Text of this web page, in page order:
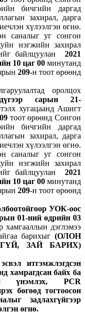
бичгийн даргад
захирал, дарга
хүлээлгэн өгнө.
саналыг уг сонгон
нэгжийн захирал
байлцуулан 2021
10 цаг 00 минутанд
209-н тоот өрөөнд
оролцох
дүгээрсарын21-
хугацаанд Ашигт
тоот өрөөнд Сонгон
бичгийн даргад
захирал, дарга
хүлээлгэн өгнө.
саналыг уг сонгон
нэгжийн захирал
байлцуулан 2021
10 цаг 00 минутанд
209-н тоот өрөөнд
УОК-оос
01-ний өдрийн 03
хамгааллын дэглэмээ
барихыг (ОЛОН
ЗАЙ БАРИХ)
итгэмжлэгдсэн
хамрагдсан байхба
үнэмлэх, PCR
эх бөгөөд тогтоосон
задлахгүйгээр
өгнө.